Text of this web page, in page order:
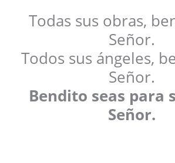
Todas sus obras,
Señor.
Todos sus ángeles,
Señor.
Bendito seas para
Señor.